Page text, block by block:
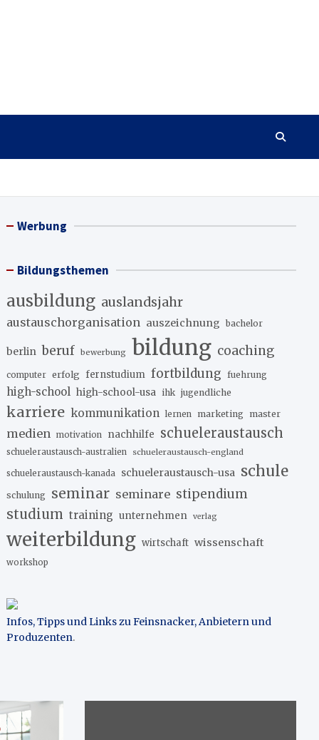
Werbung
Bildungsthemen
ausbildung auslandsjahr
austauschorganisation auszeichnung bachelor
berlin beruf bewerbung bildung coaching
computer erfolg fernstudium fortbildung fuehrung
high-school high-school-usa ihk jugendliche
karriere kommunikation lernen marketing master
medien motivation nachhilfe schueleraustausch
schueleraustausch-australien schueleraustausch-england
schueleraustausch-kanada schueleraustausch-usa schule
schulung seminar seminare stipendium
studium training unternehmen verlag
weiterbildung wirtschaft wissenschaft
workshop
Infos, Tipps und Links zu Feinsnacker, Anbietern und
Produzenten.